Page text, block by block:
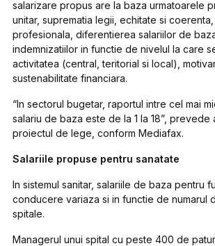
salarizare propus are la baza urmatoarele
unitar, suprematia legii, echitate si
profesionala, diferentierea salariilor de
indemnizatiilor in functie de nivelul la care
activitatea (central, teritorial si local),
sustenabilitate financiara.
“In sectorul bugetar, raportul intre cel mai
salariu de baza este de la 1 la 18”, prevede
proiectul de lege, conform Mediafax.
Salariile propuse pentru sanatate
In sistemul sanitar, salariile de baza pentru
conducere variaza si in functie de numarul
spitale.
Managerul unui spital cu peste 400 de